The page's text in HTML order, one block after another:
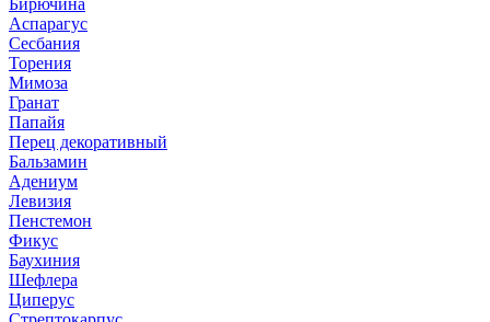
Бирючина
Аспарагус
Сесбания
Торения
Мимоза
Гранат
Папайя
Перец декоративный
Бальзамин
Адениум
Левизия
Пенстемон
Фикус
Баухиния
Шефлера
Циперус